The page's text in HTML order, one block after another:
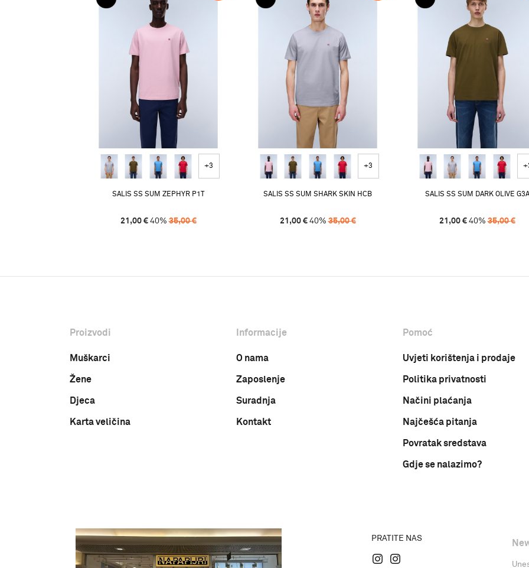
+3
SALIS SS SUM ZEPHYR P1T
21,00 € 40% 35,00€
+3
SALIS SS SUM SHARK SKIN HCB
21,00 € 40% 35,00€
SALIS SS SUM DARK OLIVE G3A
21,00 € 40% 35,00€
Proizvodi
Muškarci
Žene
Djeca
Karta veličina
Informacije
O nama
Zaposlenje
Suradnja
Kontakt
Pomoć
Uvjeti korištenja i prodaje
Politika privatnosti
Načini plaćanja
Najčešća pitanja
Povratak sredstava
Gdje se nalazimo?
PRATITE NAS